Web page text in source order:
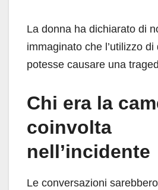
La donna ha dichiarato di
immaginato che l’utilizzo
potesse causare una
Chi era la
coinvolta
nell’incidente
Le conversazioni